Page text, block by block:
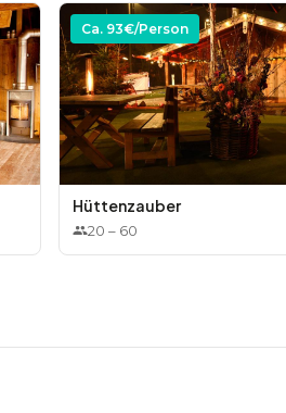
Ca. 93€/Person
Hüttenzauber
20 – 60